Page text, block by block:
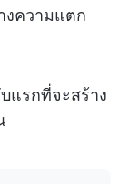
งความแตก
แรกที่จะสร้าง